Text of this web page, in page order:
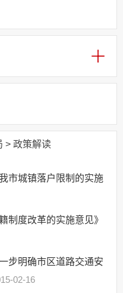
> 政策解读
市城镇落户限制的实施
制度改革的实施意见》
步明确市区道路交通安
02-16